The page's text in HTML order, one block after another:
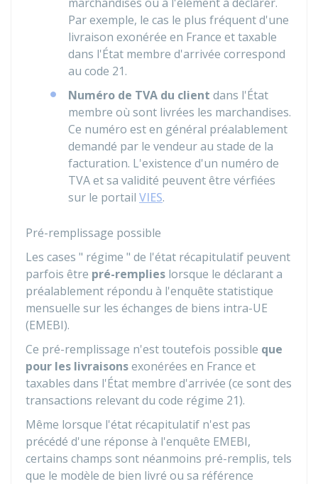
Par exemple, le cas le plus fréquent d'une
livraison exonérée en France et taxable
dans l'État membre d'arrivée correspond
au code 21.
Numéro de TVA du client dans l'État
membre où sont livrées les marchandises.
Ce numéro est en général préalablement
demandé par le vendeur au stade de la
facturation. L'existence d'un numéro de
TVA et sa validité peuvent être vérfiées
sur le portail VIES.
Pré-remplissage possible
Les cases " régime " de l'état récapitulatif peuvent
parfois être pré-remplies lorsque le déclarant a
préalablement répondu à l'enquête statistique
mensuelle sur les échanges de biens intra-UE
(EMEBI).
Ce pré-remplissage n'est toutefois possible que
pour les livraisonsexonérées en France et
taxables dans l'État membre d'arrivée (ce sont des
transactions relevant du code régime 21).
Même lorsque l'état récapitulatif n'est pas
précédé d'une réponse à l'enquête EMEBI,
certains champs sont néanmoins pré-remplis, tels
que le modèle de bien livré ou sa référence